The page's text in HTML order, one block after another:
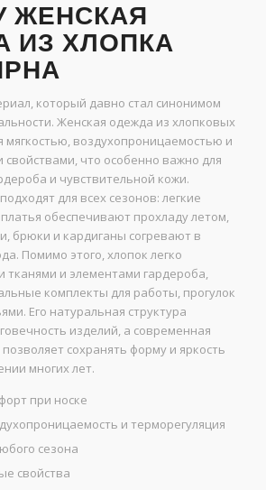
ЖЕНСКАЯ
ИЗ ХЛОПКА
который давно стал синонимом
Женская одежда из хлопковых
мягкостью, воздухопроницаемостью и
свойствами, что особенно важно для
и чувствительной кожи.
для всех сезонов: легкие
обеспечивают прохладу летом,
брюки и кардиганы согревают в
Помимо этого, хлопок легко
тканями и элементами гардероба,
комплекты для работы, прогулок
Его натуральная структура
изделий, а современная
сохранять форму и яркость
многих лет.
при носке
и терморегуляция
сезона
свойства